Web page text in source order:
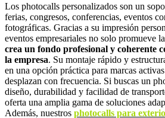
Los photocalls personalizados son un
ferias, congresos, conferencias, eventos
fotográficas. Gracias a su impresión
eventos empresariales no solo promueve
crea un fondo profesional y coherente
la empresa. Su montaje rápido y
en una opción práctica para marcas
desplazan con frecuencia. Si buscas un
diseño, durabilidad y facilidad de
oferta una amplia gama de soluciones
Además, nuestros photocalls para